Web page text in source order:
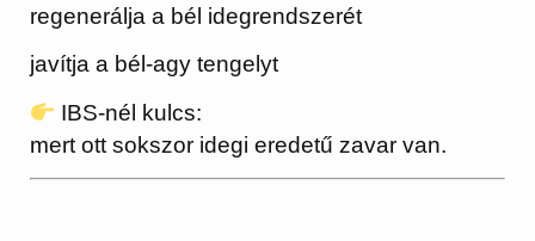
regenerálja a bél idegrendszerét
javítja a bél-agy tengelyt
IBS-nél kulcs:
mert ott sokszor idegi eredetű zavar van.